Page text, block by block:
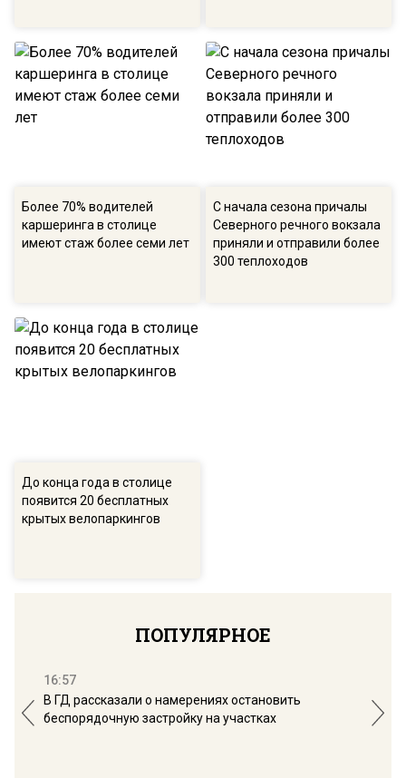
Более 70% водителей
каршеринга в столице
имеют стаж более семи лет
С начала сезона причалы
Северного речного вокзала
приняли и отправили более
300 теплоходов
До конца года в столице
появится 20 бесплатных
крытых велопаркингов
ПОПУЛЯРНОЕ
16:57
В ГД рассказали о намерениях остановить
беспорядочную застройку на участках